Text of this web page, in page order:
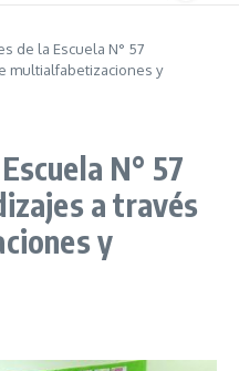
de la Escuela N° 57
multialfabetizaciones y
N° 57
a través
y